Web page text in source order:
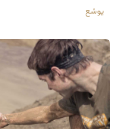
یوشع